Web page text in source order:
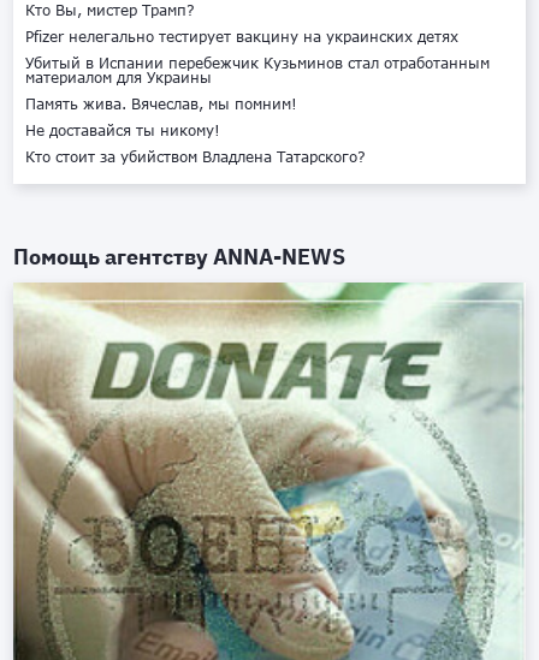
Кто Вы, мистер Трамп?
Pfizer нелегально тестирует вакцину на украинских детях
Убитый в Испании перебежчик Кузьминов стал отработанным
материалом для Украины
Память жива. Вячеслав, мы помним!
Не доставайся ты никому!
Кто стоит за убийством Владлена Татарского?
Помощь агентствуANNA-NEWS